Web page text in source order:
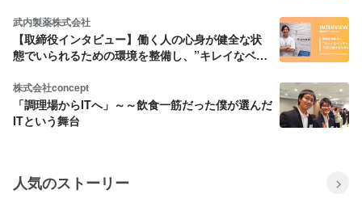
武内製薬株式会社
【取締役インタビュー】働く人の心身が健全な状
態でいられるための環境を整備し、”キレイなベン
株式会社concept
「調理場からITへ」～～飲食一筋だった僕が選んだ
ITという舞台
人気のストーリー